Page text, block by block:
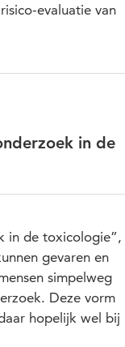
evaluatie van
in de
in de toxicologie”,
gevaren en
simpelweg
Deze vorm
hopelijk wel bij